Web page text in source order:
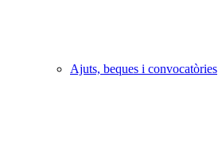
Ajuts, beques i convocatòries